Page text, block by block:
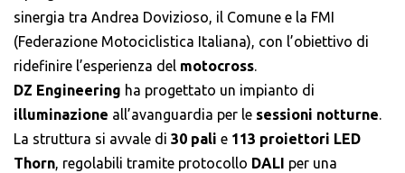
sinergia tra Andrea Dovizioso, il Comune e la FMI
(Federazione Motociclistica Italiana), con l’obiettivo di
ridefinire l’esperienza del motocross.
DZ Engineering ha progettato un impianto di
illuminazione all’avanguardia per le sessioni notturne.
La struttura si avvale di 30 pali e 113 proiettori LED
Thorn, regolabili tramite protocollo DALI per una